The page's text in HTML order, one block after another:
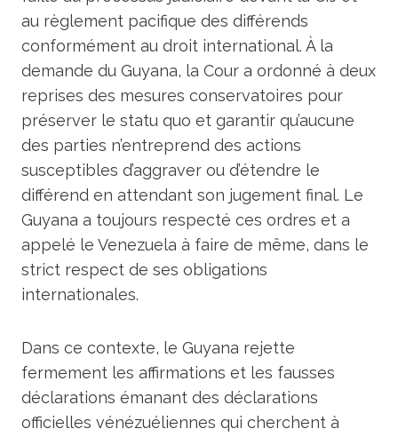
au règlement pacifique des différends
conformément au droit international. À la
demande du Guyana, la Cour a ordonné à deux
reprises des mesures conservatoires pour
préserver le statu quo et garantir qu’aucune
des parties n’entreprend des actions
susceptibles d’aggraver ou d’étendre le
différend en attendant son jugement final. Le
Guyana a toujours respecté ces ordres et a
appelé le Venezuela à faire de même, dans le
strict respect de ses obligations
internationales.
Dans ce contexte, le Guyana rejette
fermement les affirmations et les fausses
déclarations émanant des déclarations
officielles vénézuéliennes qui cherchent à